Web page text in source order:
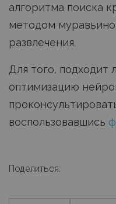
алгоритма поиска
методом
развлечения.
Для того, подходит
оптимизацию
воспользовавшись
Поделиться: